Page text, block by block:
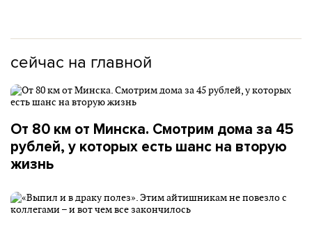
сейчас на главной
От 80 км от Минска. Смотрим дома за 45
рублей, у которых есть шанс на вторую
жизнь